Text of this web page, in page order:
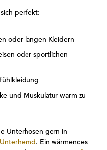
perfekt:
oder langen Kleidern
oder sportlichen
und Muskulatur warm zu
Unterhosen gern in
. Ein wärmendes